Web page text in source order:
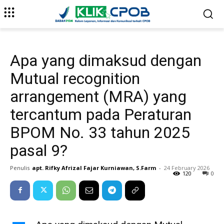
Apa yang dimaksud dengan
Mutual recognition
arrangement (MRA) yang
tercantum pada Peraturan
BPOM No. 33 tahun 2025
pasal 9?
Penulis apt. Rifky Afrizal Fajar Kurniawan, S.Farm - 24 February 2026
0
120